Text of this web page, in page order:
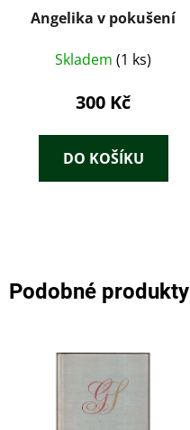
Angelika v pokušení
Skladem (1 ks)
300 Kč
DO KOŠÍKU
Podobné produkty